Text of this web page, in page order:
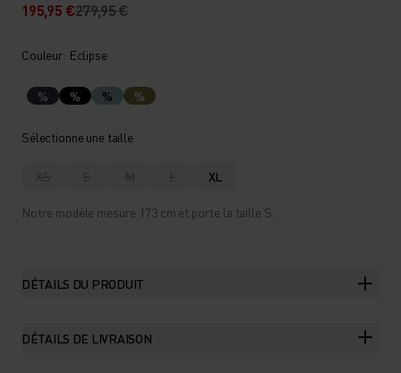
195,95 €279,95 €
Couleur: Eclipse
% % % %
Sélectionne une taille
XS S M L XL
Notre modèle mesure 173 cm et porte la taille S.
DÉTAILS DU PRODUIT
DÉTAILS DE LIVRAISON